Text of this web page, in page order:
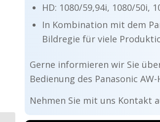
HD: 1080/59,94i, 1080/50i,
In Kombination mit dem
Bildregie für viele
Gerne informieren wir Sie
Bedienung des Panasonic AW-
Nehmen Sie mit uns Kontakt